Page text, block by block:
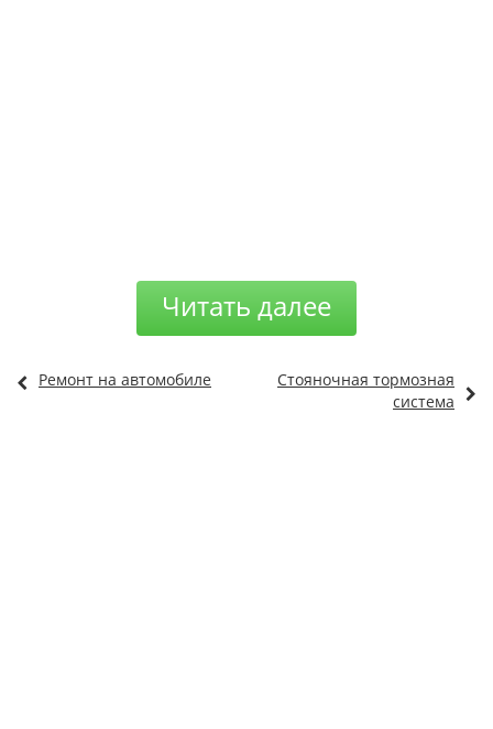
Читать далее
Ремонт на автомобиле
Стояночная тормозная
система